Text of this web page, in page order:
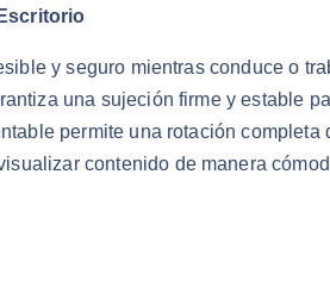
y seguro mientras conduce o
una sujeción firme y estable
permite una rotación
contenido de manera